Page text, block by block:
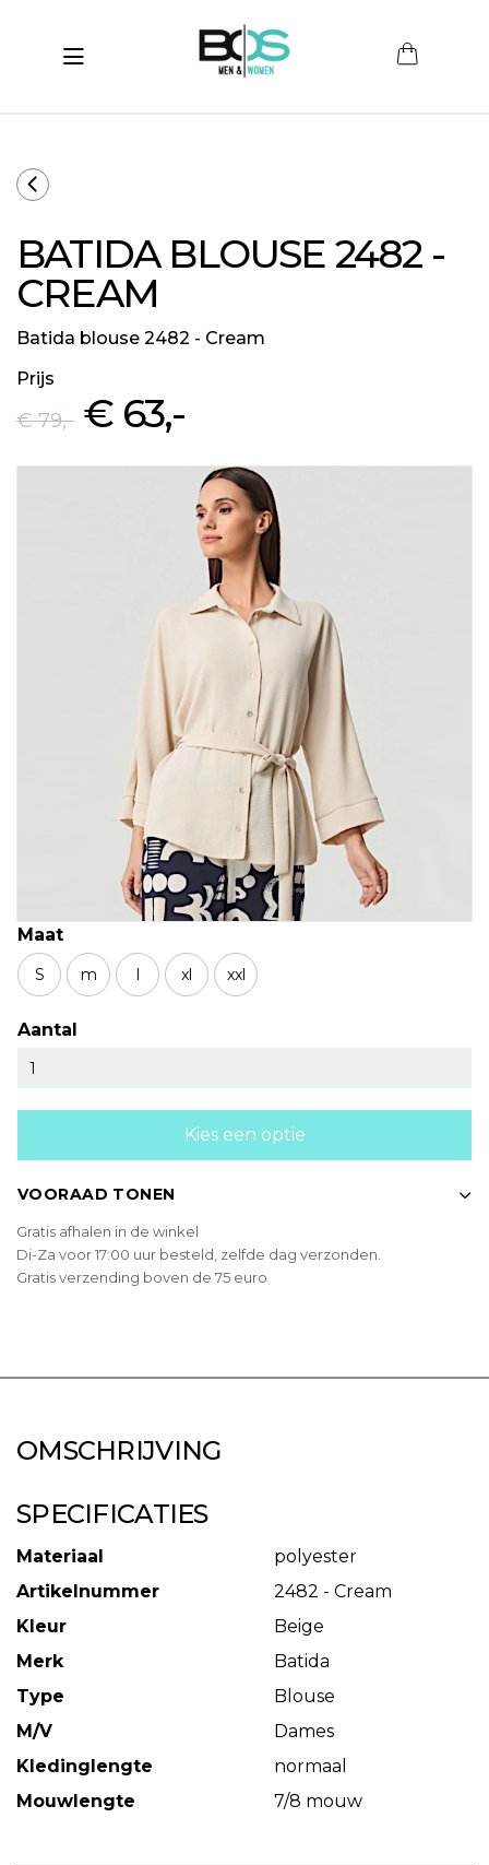
(Men)
(Sale)
Toggle navigation
BATIDA BLOUSE 2482 -
CREAM
Batida blouse 2482 - Cream
Prijs
€ 79,- € 63,-
Maat
S m l xl xxl
Aantal
Kies een optie
VOORAAD TONEN
Gratis afhalen in de winkel
Di-Za voor 17:00 uur besteld, zelfde dag verzonden.
Gratis verzending boven de 75 euro
OMSCHRIJVING
SPECIFICATIES
Materiaal
polyester
Artikelnummer
2482 - Cream
Kleur
Beige
Merk
Batida
Type
Blouse
M/V
Dames
Kledinglengte
normaal
Mouwlengte
7/8 mouw